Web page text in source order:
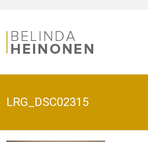
LRG_DSC02315